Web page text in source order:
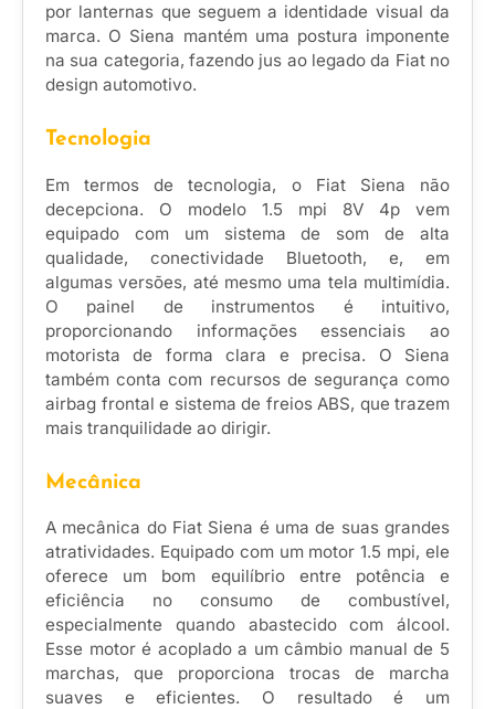
por lanternas que seguem a identidade visual da
marca. O Siena mantém uma postura imponente
na sua categoria, fazendo jus ao legado da Fiat no
design automotivo.
Tecnologia
Em termos de tecnologia, o Fiat Siena não
decepciona. O modelo 1.5 mpi 8V 4p vem
equipado com um sistema de som de alta
qualidade, conectividade Bluetooth, e, em
algumas versões, até mesmo uma tela multimídia.
O painel de instrumentos é intuitivo,
proporcionando informações essenciais ao
motorista de forma clara e precisa. O Siena
também conta com recursos de segurança como
airbag frontal e sistema de freios ABS, que trazem
mais tranquilidade ao dirigir.
Mecânica
A mecânica do Fiat Siena é uma de suas grandes
atratividades. Equipado com um motor 1.5 mpi, ele
oferece um bom equilíbrio entre potência e
eficiência no consumo de combustível,
especialmente quando abastecido com álcool.
Esse motor é acoplado a um câmbio manual de 5
marchas, que proporciona trocas de marcha
suaves e eficientes. O resultado é um